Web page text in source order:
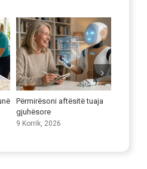
Maksimizimi i potencialit të
kompanive të transportit në
kujdesin shëndetësor